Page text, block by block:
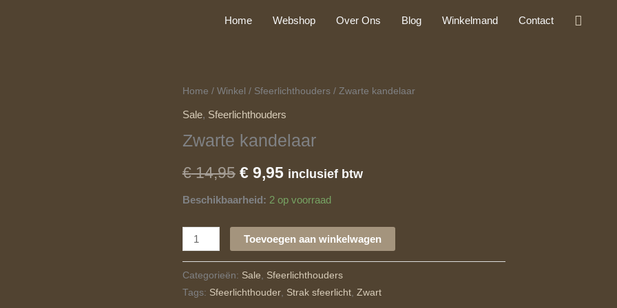
Home Webshop Over Ons Blog Winkelmand Contact
Home / Winkel / Sfeerlichthouders/ Zwarte kandelaar
Sale, Sfeerlichthouders
Zwarte kandelaar
€14,95
Oorspronkelijke
prijs
was:
€ 14,95.
€9,95
Huidige
prijs
is:
€ 9,95.
inclusief btw
Beschikbaarheid: 2 op voorraad
Zwarte
kandelaar
Toevoegen aan winkelwagen
Categorieën: Sale
Sfeerlichthouders
Tags: Sfeerlichthouder, Strak sfeerlicht, Zwart